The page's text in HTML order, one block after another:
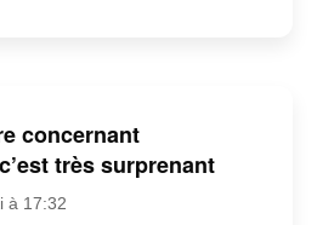
concernant
très surprenant
à 17:32